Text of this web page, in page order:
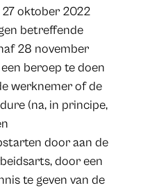
oktober 2022
betreffende
28 november
beroep te doen
werknemer of de
(na, in principe,
door aan de
door een
te geven van de